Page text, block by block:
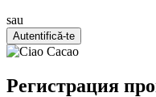
sau
Autentifică-te
Регистрация